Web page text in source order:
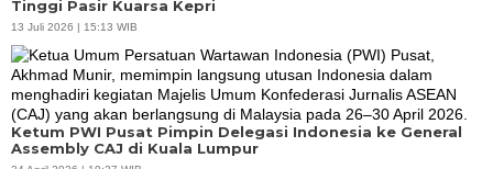
Tinggi Pasir Kuarsa Kepri
13 Juli 2026 | 15:13 WIB
Ketum PWI Pusat Pimpin Delegasi Indonesia ke General
Assembly CAJ di Kuala Lumpur